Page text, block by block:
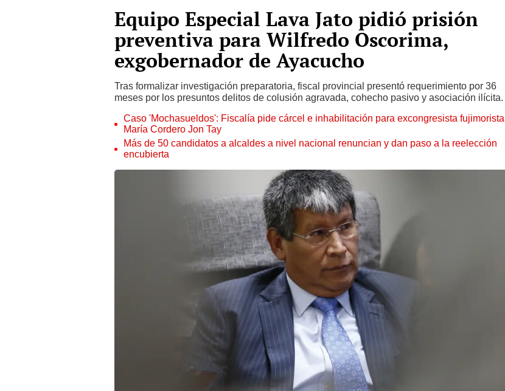
Equipo Especial Lava Jato pidió prisión
preventiva para Wilfredo Oscorima,
exgobernador de Ayacucho
Tras formalizar investigación preparatoria, fiscal provincial presentó requerimiento por 36
meses por los presuntos delitos de colusión agravada, cohecho pasivo y asociación ilícita.
Caso 'Mochasueldos': Fiscalía pide cárcel e inhabilitación para excongresista fujimorista
María Cordero Jon Tay
Más de 50 candidatos a alcaldes a nivel nacional renuncian y dan paso a la reelección
encubierta